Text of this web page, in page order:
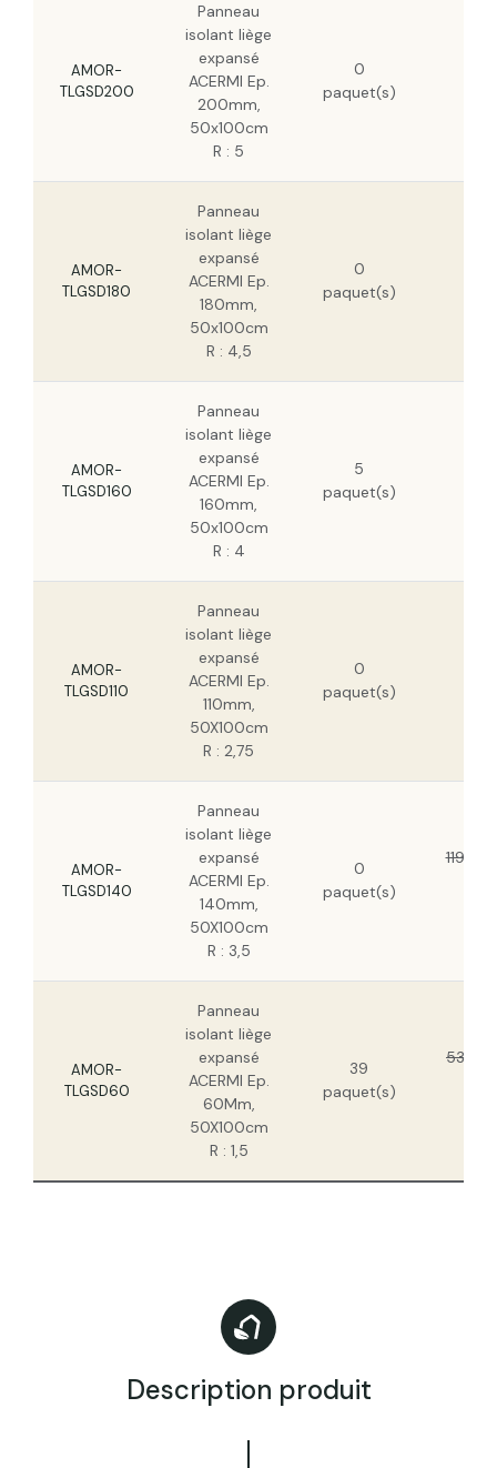
AMOR-
TLGSD200
Panneau
isolant liège
expansé
ACERMI Ep.
200mm,
50x100cm
R : 5
0
paquet(s)
AMOR-
TLGSD180
Panneau
isolant liège
expansé
ACERMI Ep.
180mm,
50x100cm
R : 4,5
0
paquet(s)
AMOR-
TLGSD160
Panneau
isolant liège
expansé
ACERMI Ep.
160mm,
50x100cm
R : 4
5
paquet(s)
AMOR-
TLGSD110
Panneau
isolant liège
expansé
ACERMI Ep.
110mm,
50X100cm
R : 2,75
0
paquet(s)
AMOR-
TLGSD140
Panneau
isolant liège
expansé
ACERMI Ep.
140mm,
50X100cm
R : 3,5
0
paquet(s)
119,53
AMOR-
TLGSD60
Panneau
isolant liège
expansé
ACERMI Ep.
60Mm,
50X100cm
R : 1,5
39
paquet(s)
53,22
Description produit